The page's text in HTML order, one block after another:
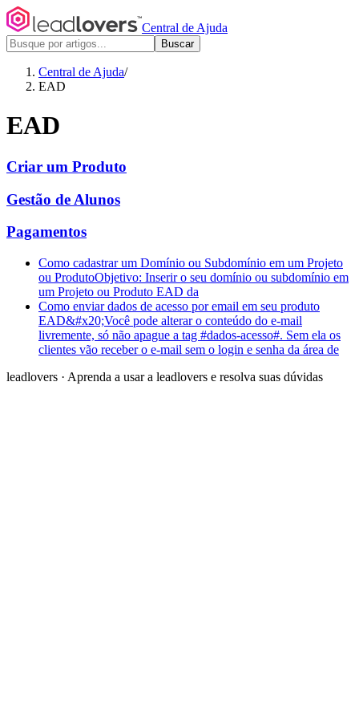
Central de Ajuda
Buscar
Central de Ajuda/
EAD
EAD
Criar um Produto
Gestão de Alunos
Pagamentos
Como cadastrar um Domínio ou Subdomínio em um Projeto
ou ProdutoObjetivo: Inserir o seu domínio ou subdomínio em
um Projeto ou Produto EAD da
Como enviar dados de acesso por email em seu produto
EAD&#x20;Você pode alterar o conteúdo do e-mail
livremente, só não apague a tag #dados-acesso#. Sem ela os
clientes vão receber o e-mail sem o login e senha da área de
leadlovers · Aprenda a usar a leadlovers e resolva suas dúvidas